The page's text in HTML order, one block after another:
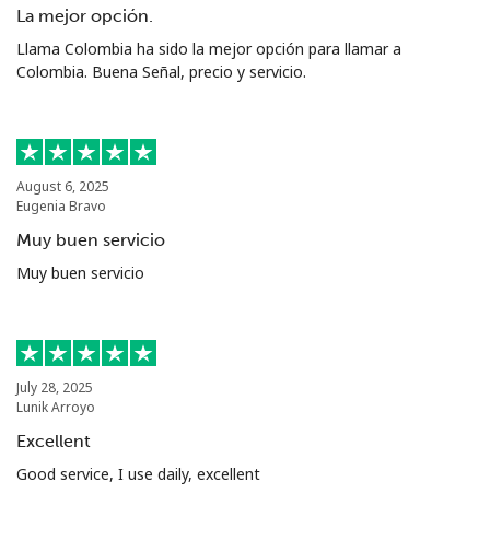
La mejor opción.
Llama Colombia ha sido la mejor opción para llamar a
Colombia. Buena Señal, precio y servicio.
August 6, 2025
Eugenia Bravo
Muy buen servicio
Muy buen servicio
July 28, 2025
Lunik Arroyo
Excellent
Good service, I use daily, excellent